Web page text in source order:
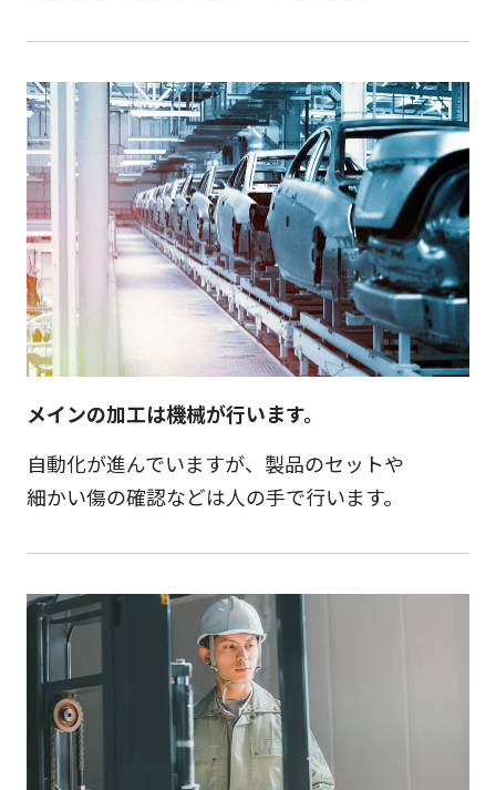
メインの加工は機械が行います。
自動化が進んでいますが、製品のセットや
細かい傷の確認などは人の手で行います。